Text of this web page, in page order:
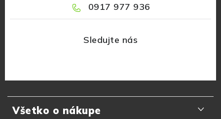
0917 977 936
Všetko o nákupe